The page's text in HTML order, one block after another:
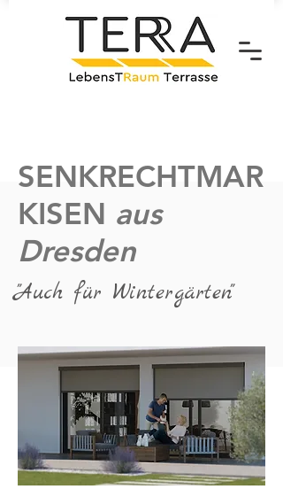
SENKRECHTMAR
KISEN aus
Dresden
"Auch für Wintergärten"